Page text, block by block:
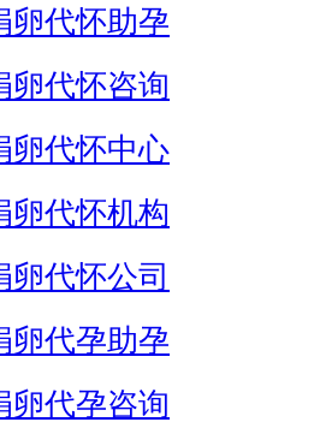
卵代怀助孕
卵代怀咨询
卵代怀中心
卵代怀机构
卵代怀公司
卵代孕助孕
卵代孕咨询